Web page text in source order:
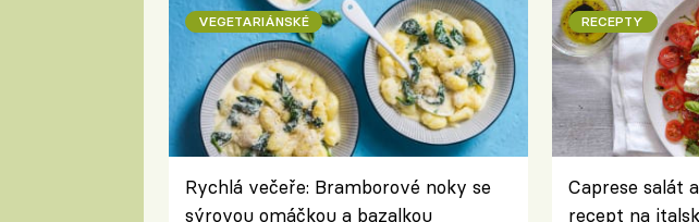
VEGETARIÁNSKÉ
Rychlá večeře: Bramborové noky se
sýrovou omáčkou a bazalkou
RECEPTY
Caprese salát
recept na